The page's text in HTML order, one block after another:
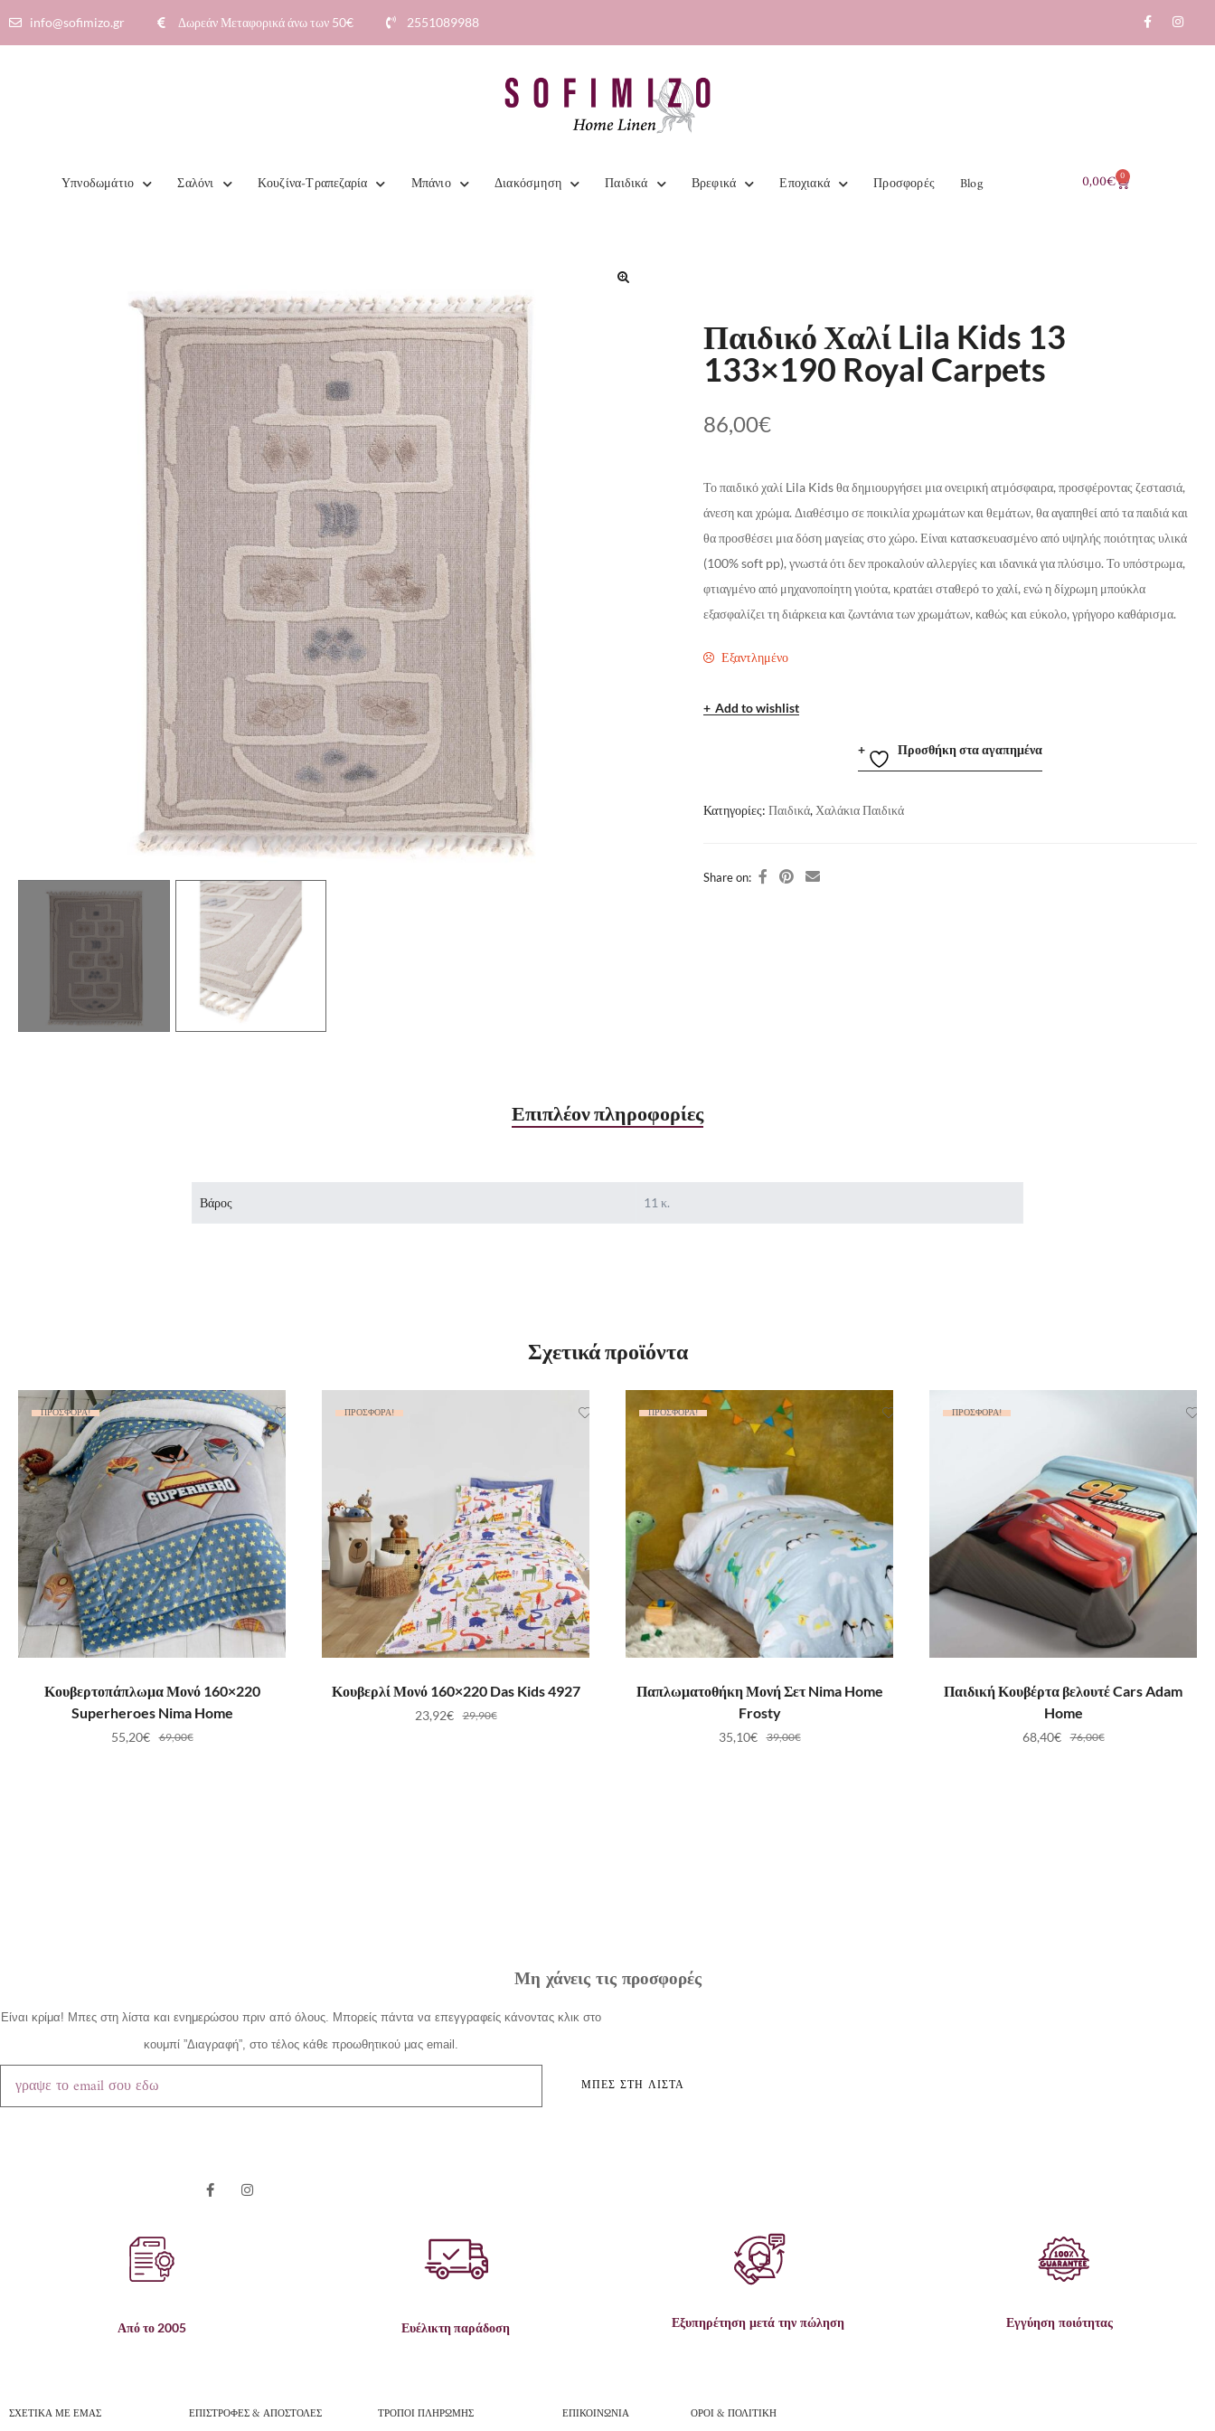
info@sofimizo.gr Δωρεάν Μεταφορικά άνω των 50€​ 2551089988
Υπνοδωμάτιο Σαλόνι Κουζίνα-Τραπεζαρία Μπάνιο Διακόσμηση Παιδικά Βρεφικά Εποχιακά Προσφορές Blog 0,00€ 0
Παιδικό Χαλί Lila Kids 13
133×190 Royal Carpets
86,00€
Το παιδικό χαλί Lila Kids θα δημιουργήσει μια ονειρική ατμόσφαιρα, προσφέροντας ζεστασιά,
άνεση και χρώμα. Διαθέσιμο σε ποικιλία χρωμάτων και θεμάτων, θα αγαπηθεί από τα παιδιά και
θα προσθέσει μια δόση μαγείας στο χώρο. Είναι κατασκευασμένο από υψηλής ποιότητας υλικά
(100% soft pp), γνωστά ότι δεν προκαλούν αλλεργίες και ιδανικά για πλύσιμο. Το υπόστρωμα,
φτιαγμένο από μηχανοποίητη γιούτα, κρατάει σταθερό το χαλί, ενώ η δίχρωμη μπούκλα
εξασφαλίζει τη διάρκεια και ζωντάνια των χρωμάτων, καθώς και εύκολο, γρήγορο καθάρισμα.
Εξαντλημένο
Add to wishlist
Προσθήκη στα αγαπημένα
Κατηγορίες: Παιδικά, Χαλάκια Παιδικά
Share on:
Επιπλέον πληροφορίες
Βάρος 11 κ.
Σχετικά προϊόντα
ΠΡΟΣΦΟΡΆ!
ΠΡΟΣΘΉΚΗ ΣΤΟ ΚΑΛΆΘΙ
Κουβερτοπάπλωμα Μονό 160×220
Superheroes Nima Home
69,00€
55,20€
ΠΡΟΣΦΟΡΆ!
ΠΡΟΣΘΉΚΗ ΣΤΟ ΚΑΛΆΘΙ
Κουβερλί Μονό 160×220 Das Kids 4927
29,90€
23,92€
ΠΡΟΣΦΟΡΆ!
ΠΡΟΣΘΉΚΗ ΣΤΟ ΚΑΛΆΘΙ
Παπλωματοθήκη Μονή Σετ Nima Home
Frosty
39,00€
35,10€
ΠΡΟΣΦΟΡΆ!
ΠΡΟΣΘΉΚΗ ΣΤΟ ΚΑΛΆΘΙ
Παιδική Κουβέρτα βελουτέ Cars Adam
Home
76,00€
68,40€
Μη χάνεις τις προσφορές
Είναι κρίμα! Μπες στη λίστα και ενημερώσου πριν από όλους. Μπορείς πάντα να επεγγραφείς κάνοντας κλικ στο
κουμπί ”Διαγραφή”, στο τέλος κάθε προωθητικού μας email.
ΜΠΕΣ ΣΤΗ ΛΙΣΤΑ
Από το 2005 Ευέλικτη παράδοση Εξυπηρέτηση μετά την πώληση Εγγύηση ποιότητας
ΣΧΕΤΙΚΑ ΜΕ ΕΜΑΣ ΕΠΙΣΤΡΟΦΕΣ & ΑΠΟΣΤΟΛΕΣ ΤΡΟΠΟΙ ΠΛΗΡΩΜΗΣ ΕΠΙΚΟΙΝΩΝΙΑ ΟΡΟΙ & ΠΟΛΙΤΙΚΗ